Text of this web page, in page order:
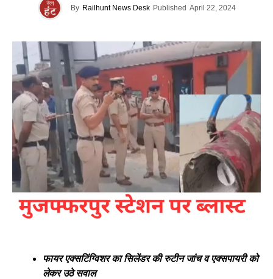
By Railhunt News Desk Published April 22, 2024
फायर एक्सटिंग्विशर का सिलेंडर की रुटीन जांच व एक्सपायरी को
लेकर उठे सवाल